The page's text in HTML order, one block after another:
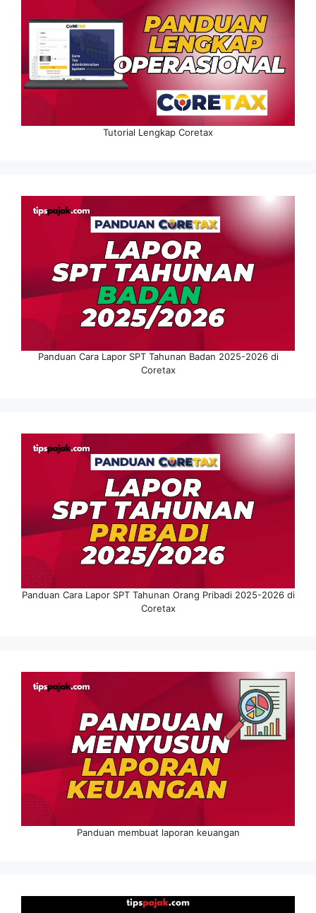
Tutorial Lengkap Coretax
Panduan Cara Lapor SPT Tahunan Badan 2025-2026 di
Coretax
Panduan Cara Lapor SPT Tahunan Orang Pribadi 2025-2026 di
Coretax
Panduan membuat laporan keuangan